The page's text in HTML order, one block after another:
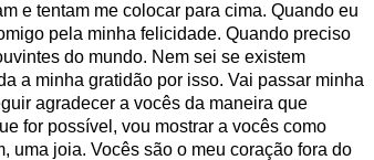
e tentam me colocar para cima. Quando eu
pela minha felicidade. Quando preciso
do mundo. Nem sei se existem
a minha gratidão por isso. Vai passar minha
agradecer a vocês da maneira que
for possível, vou mostrar a vocês como
uma joia. Vocês são o meu coração fora do